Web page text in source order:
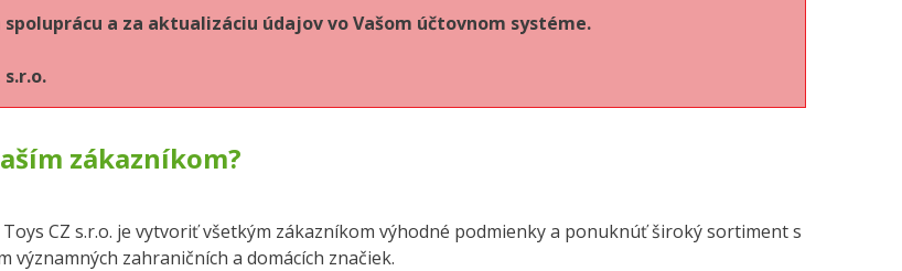
a za aktualizáciu údajov vo Vašom účtovnom systéme.
s.r.o.
zákazníkom?
CZ s.r.o. je vytvoriť všetkým zákazníkom výhodné podmienky a ponuknúť široký sortiment s
významných zahraničních a domácích značiek.